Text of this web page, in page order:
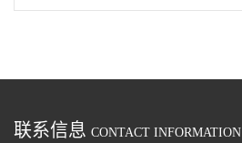
联系信息 CONTACT INFORMATION